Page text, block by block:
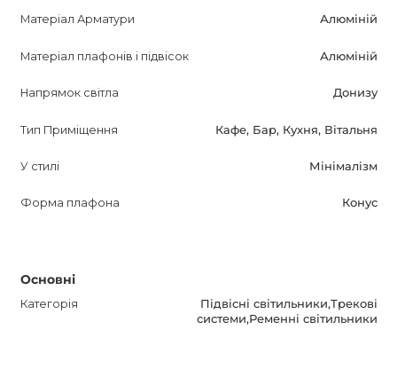
Матеріал Арматури Алюміній
Матеріал плафонів і підвісок Алюміній
Напрямок світла Донизу
Тип Приміщення Кафе, Бар, Кухня, Вітальня
У стилі Мінімалізм
Форма плафона Конус
Основні
Категорія
Підвісні світильники,Трекові
системи,Ременні світильники